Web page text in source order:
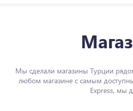
Мы сделали магазины Турции
любом магазине с самым
Express, мы